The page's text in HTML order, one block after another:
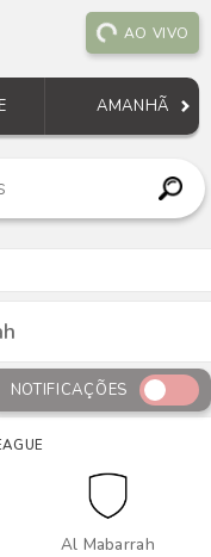
AO VIVO
AMANHÃ
NOTIFICAÇÕES
Al Mabarrah